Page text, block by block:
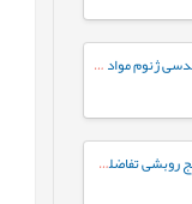
سکوی ساخت و تولید هوشمند پلیمرها: مهندسی ژنوم مواد پلیمری
اندازه‌گیری بلورینگی پلیمرها توسط گرماسنج روبشی تفاضلی (2)